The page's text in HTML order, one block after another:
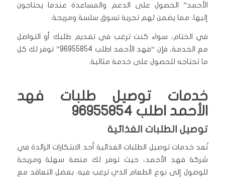
الأحمد” الحصول على الدعم والمساعدة عندما يحتاجون
إليها، مما يضمن لهم تجربة تسوق سلسة ومريحة.
في الختام، سواء كنت ترغب في تقديم طلبك أو التواصل
مع الخدمة، فإن “فهد الأحمد اطلب 96955854” توفر لك كل
ما تحتاجه للحصول على خدمة مثالية.
خدمات توصيل طلبات فهد
الأحمد اطلب 96955854
توصيل الطلبات الغذائية
تُعد خدمات توصيل الطلبات الغذائية أحد الابتكارات الرائدة في
شركة فهد الأحمد، حيث توفر لك منصة سهلة ومريحة
للوصول إلى نوع الطعام الذي ترغب فيه. بفضل التعاقد مع